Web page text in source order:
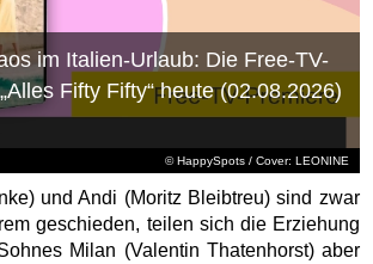
© HappySpots / Cover: LEONINE
im Italien-Urlaub: Die Free-TV-
Fifty Fifty“ heute (02.08.2026)
und Andi (Moritz Bleibtreu) sind zwar
geschieden, teilen sich die Erziehung
Milan (Valentin Thatenhorst) aber